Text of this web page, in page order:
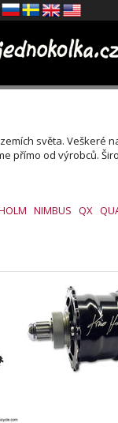
světa. Veškeré
přímo od výrobců.
NIMBUS QX